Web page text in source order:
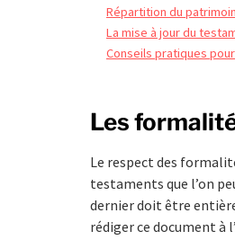
Répartition du
La mise à jour du
Conseils pratiques
Les
Le respect des
testaments que l’on
dernier doit être
rédiger ce document à